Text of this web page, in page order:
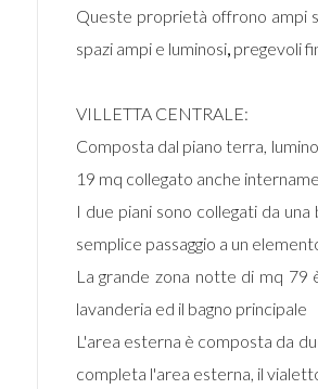
Queste proprietà offrono ampi
spazi ampi e luminosi, pregevoli
VILLETTA CENTRALE:
Composta dal piano terra,
19 mq collegato anche
I due piani sono collegati da
semplice passaggio a un
La grande zona notte di mq
lavanderia ed il bagno principale
L'area esterna è composta da
completa l'area esterna, il